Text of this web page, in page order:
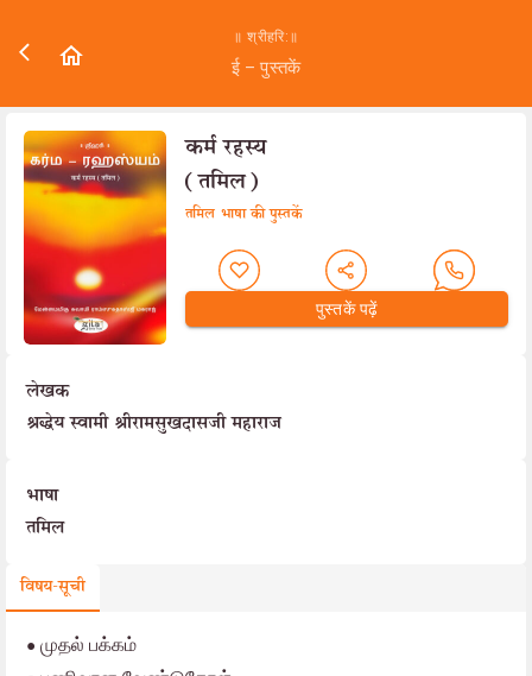
॥ श्रीहरि:॥
ई – पुस्तकें
कर्म रहस्य
(तमिल)
तमिल भाषा की पुस्तकें
पुस्तकें पढ़ें
लेखक
श्रद्धेय स्वामी श्रीरामसुखदासजी महाराज
भाषा
तमिल
विषय-सूची
• முதல் பக்கம்